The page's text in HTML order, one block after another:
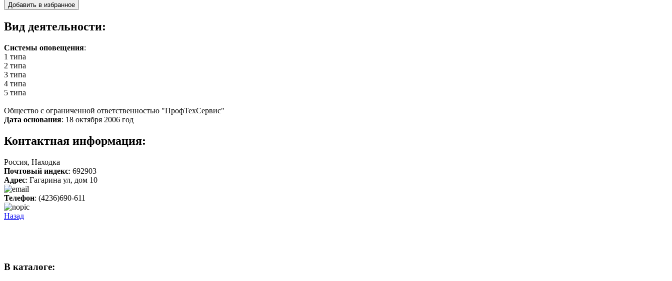
Добавить в избранное
Вид деятельности:
Системы оповещения:
1 типа
2 типа
3 типа
4 типа
5 типа
Общество с ограниченной ответственностью "ПрофТехСервис"
Дата основания: 18 октября 2006 год
Контактная информация:
Россия, Находка
Почтовый индекс: 692903
Адрес: Гагарина ул, дом 10
Телефон: (4236)690-611
Назад
В каталоге: